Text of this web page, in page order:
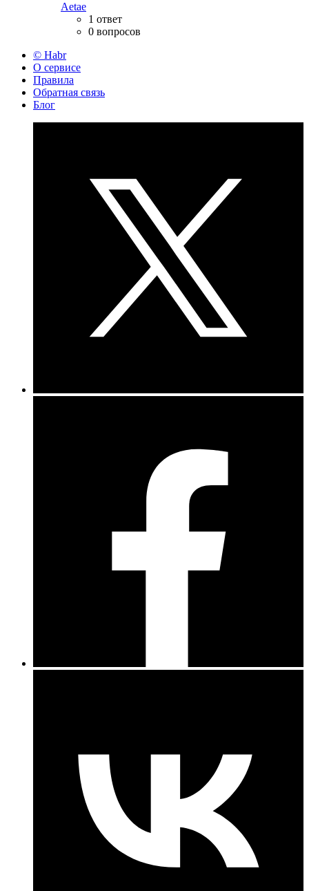
Aetae
1 ответ
0 вопросов
© Habr
О сервисе
Правила
Обратная связь
Блог